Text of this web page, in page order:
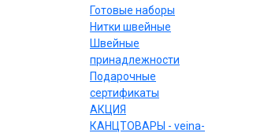
Готовые наборы
Нитки швейные
Швейные
принадлежности
Подарочные
сертификаты
АКЦИЯ
КАНЦТОВАРЫ - veina-